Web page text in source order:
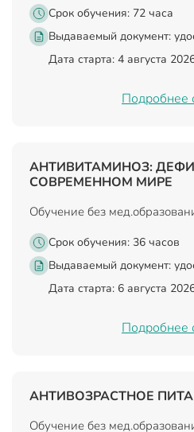
Срок обучения: 72 часа
Выдаваемый документ:
Дата старта: 4 августа
Подробнее
АНТИВИТАМИНОЗ:
СОВРЕМЕННОМ МИРЕ
Обучение без
Срок обучения: 36 часов
Выдаваемый документ:
Дата старта: 6 августа
Подробнее
АНТИВОЗРАСТНОЕ
Обучение без